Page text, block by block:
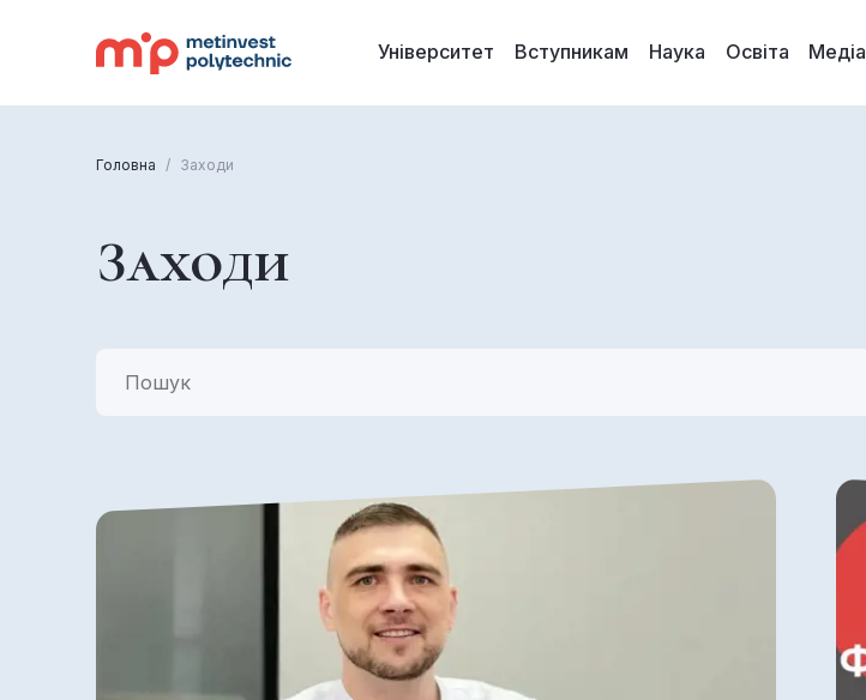
Унiверситет Вступникам Наука Освіта Медіа
Головна / Заходи
Заходи